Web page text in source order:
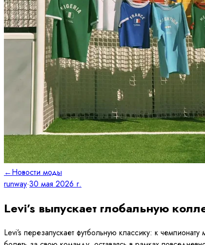
←Новости моды
runway·30 мая 2026 г.
Levi’s выпускает глобальную
Levi’s перезапускает футбольную классику: к